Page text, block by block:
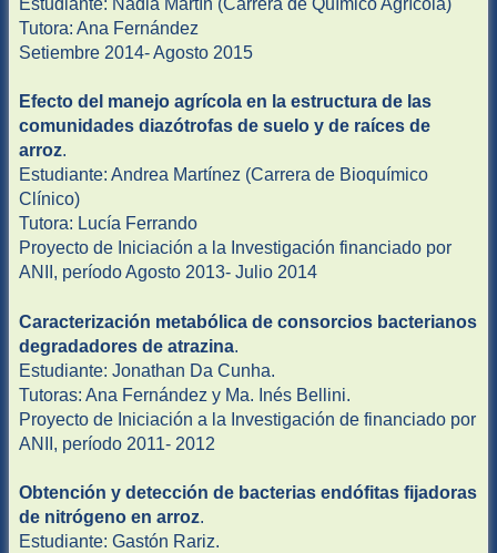
Estudiante: Nadia Martín (Carrera de Químico Agrícola)
Tutora: Ana Fernández
Setiembre 2014- Agosto 2015
Efecto del manejo agrícola en la estructura de las
comunidades diazótrofas de suelo y de raíces de
arroz.
Estudiante: Andrea Martínez (Carrera de Bioquímico
Clínico)
Tutora: Lucía Ferrando
Proyecto de Iniciación a la Investigación financiado por
ANII, período Agosto 2013- Julio 2014
Caracterización metabólica de consorcios bacterianos
degradadores de atrazina.
Estudiante: Jonathan Da Cunha.
Tutoras: Ana Fernández y Ma. Inés Bellini.
Proyecto de Iniciación a la Investigación de financiado por
ANII, período 2011- 2012
Obtención y detección de bacterias endófitas fijadoras
de nitrógeno en arroz.
Estudiante: Gastón Rariz.